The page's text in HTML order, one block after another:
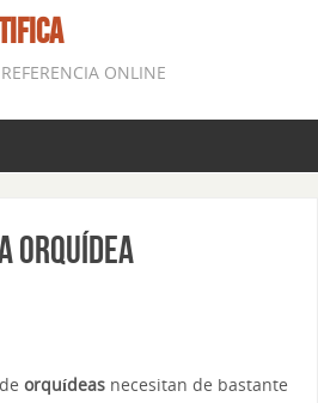
ONLINE
orquídea
orquídeasnecesitan de bastante